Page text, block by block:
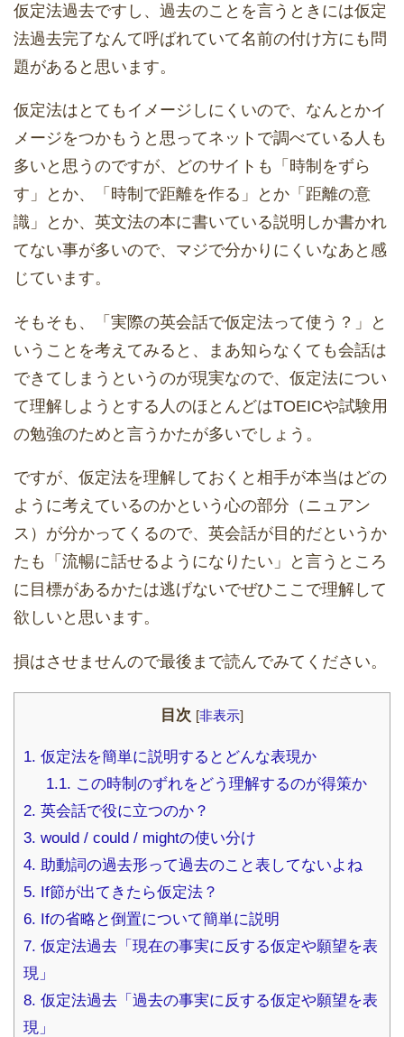
仮定法過去ですし、過去のことを言うときには仮定
法過去完了なんて呼ばれていて名前の付け方にも問
題があると思います。
仮定法はとてもイメージしにくいので、なんとかイ
メージをつかもうと思ってネットで調べている人も
多いと思うのですが、どのサイトも「時制をずら
す」とか、「時制で距離を作る」とか「距離の意
識」とか、英文法の本に書いている説明しか書かれ
てない事が多いので、マジで分かりにくいなあと感
じています。
そもそも、「実際の英会話で仮定法って使う？」と
いうことを考えてみると、まあ知らなくても会話は
できてしまうというのが現実なので、仮定法につい
て理解しようとする人のほとんどはTOEICや試験用
の勉強のためと言うかたが多いでしょう。
ですが、仮定法を理解しておくと相手が本当はどの
ように考えているのかという心の部分（ニュアン
ス）が分かってくるので、英会話が目的だというか
たも「流暢に話せるようになりたい」と言うところ
に目標があるかたは逃げないでぜひここで理解して
欲しいと思います。
損はさせませんので最後まで読んでみてください。
目次 [非表示]
1. 仮定法を簡単に説明するとどんな表現か
1.1. この時制のずれをどう理解するのが得策か
2. 英会話で役に立つのか？
3. would / could / mightの使い分け
4. 助動詞の過去形って過去のこと表してないよね
5. If節が出てきたら仮定法？
6. Ifの省略と倒置について簡単に説明
7. 仮定法過去「現在の事実に反する仮定や願望を表
現」
8. 仮定法過去「過去の事実に反する仮定や願望を表
現」